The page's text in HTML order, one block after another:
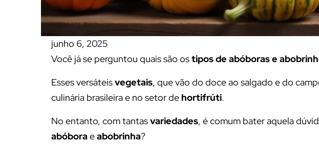
junho 6, 2025
Você já se perguntou quais são ostipos de abóboras e
Esses versáteisvegetais, que vão do doce ao salgado e do
culinária brasileira e no setor de hortifrúti.
No entanto, com tantasvariedades, é comum bater aquela
abóboraeabobrinha?